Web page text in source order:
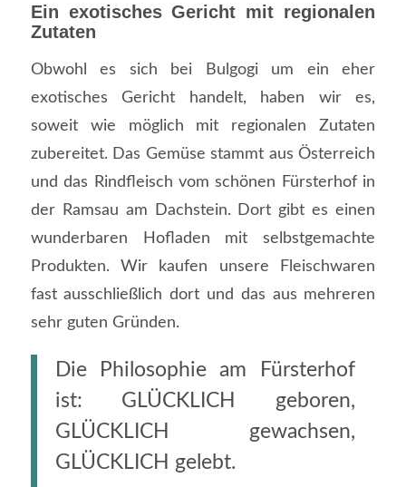
Ein exotisches Gericht mit regionalen
Zutaten
Obwohl es sich bei Bulgogi um ein eher
exotisches Gericht handelt, haben wir es,
soweit wie möglich mit regionalen Zutaten
zubereitet. Das Gemüse stammt aus Österreich
und das Rindfleisch vom schönen Fürsterhof in
der Ramsau am Dachstein. Dort gibt es einen
wunderbaren Hofladen mit selbstgemachte
Produkten. Wir kaufen unsere Fleischwaren
fast ausschließlich dort und das aus mehreren
sehr guten Gründen.
Die Philosophie am Fürsterhof
ist: GLÜCKLICH geboren,
GLÜCKLICH gewachsen,
GLÜCKLICH gelebt.